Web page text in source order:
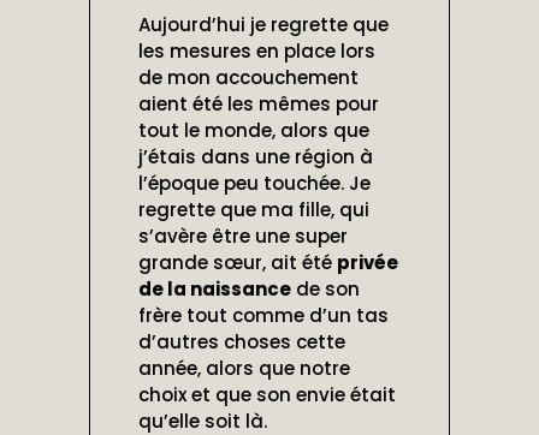
Aujourd’hui je regrette que
les mesures en place lors
de mon accouchement
aient été les mêmes pour
tout le monde, alors que
j’étais dans une région à
l’époque peu touchée. Je
regrette que ma fille, qui
s’avère être une super
grande sœur, ait été privée
de la naissance de son
frère tout comme d’un tas
d’autres choses cette
année, alors que notre
choix et que son envie était
qu’elle soit là.